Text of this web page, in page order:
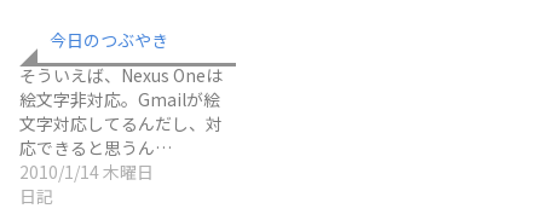
今日のつぶやき
そういえば、Nexus Oneは
絵文字非対応。Gmailが絵
文字対応してるんだし、対
応できると思うん…
2010/1/14 木曜日
日記